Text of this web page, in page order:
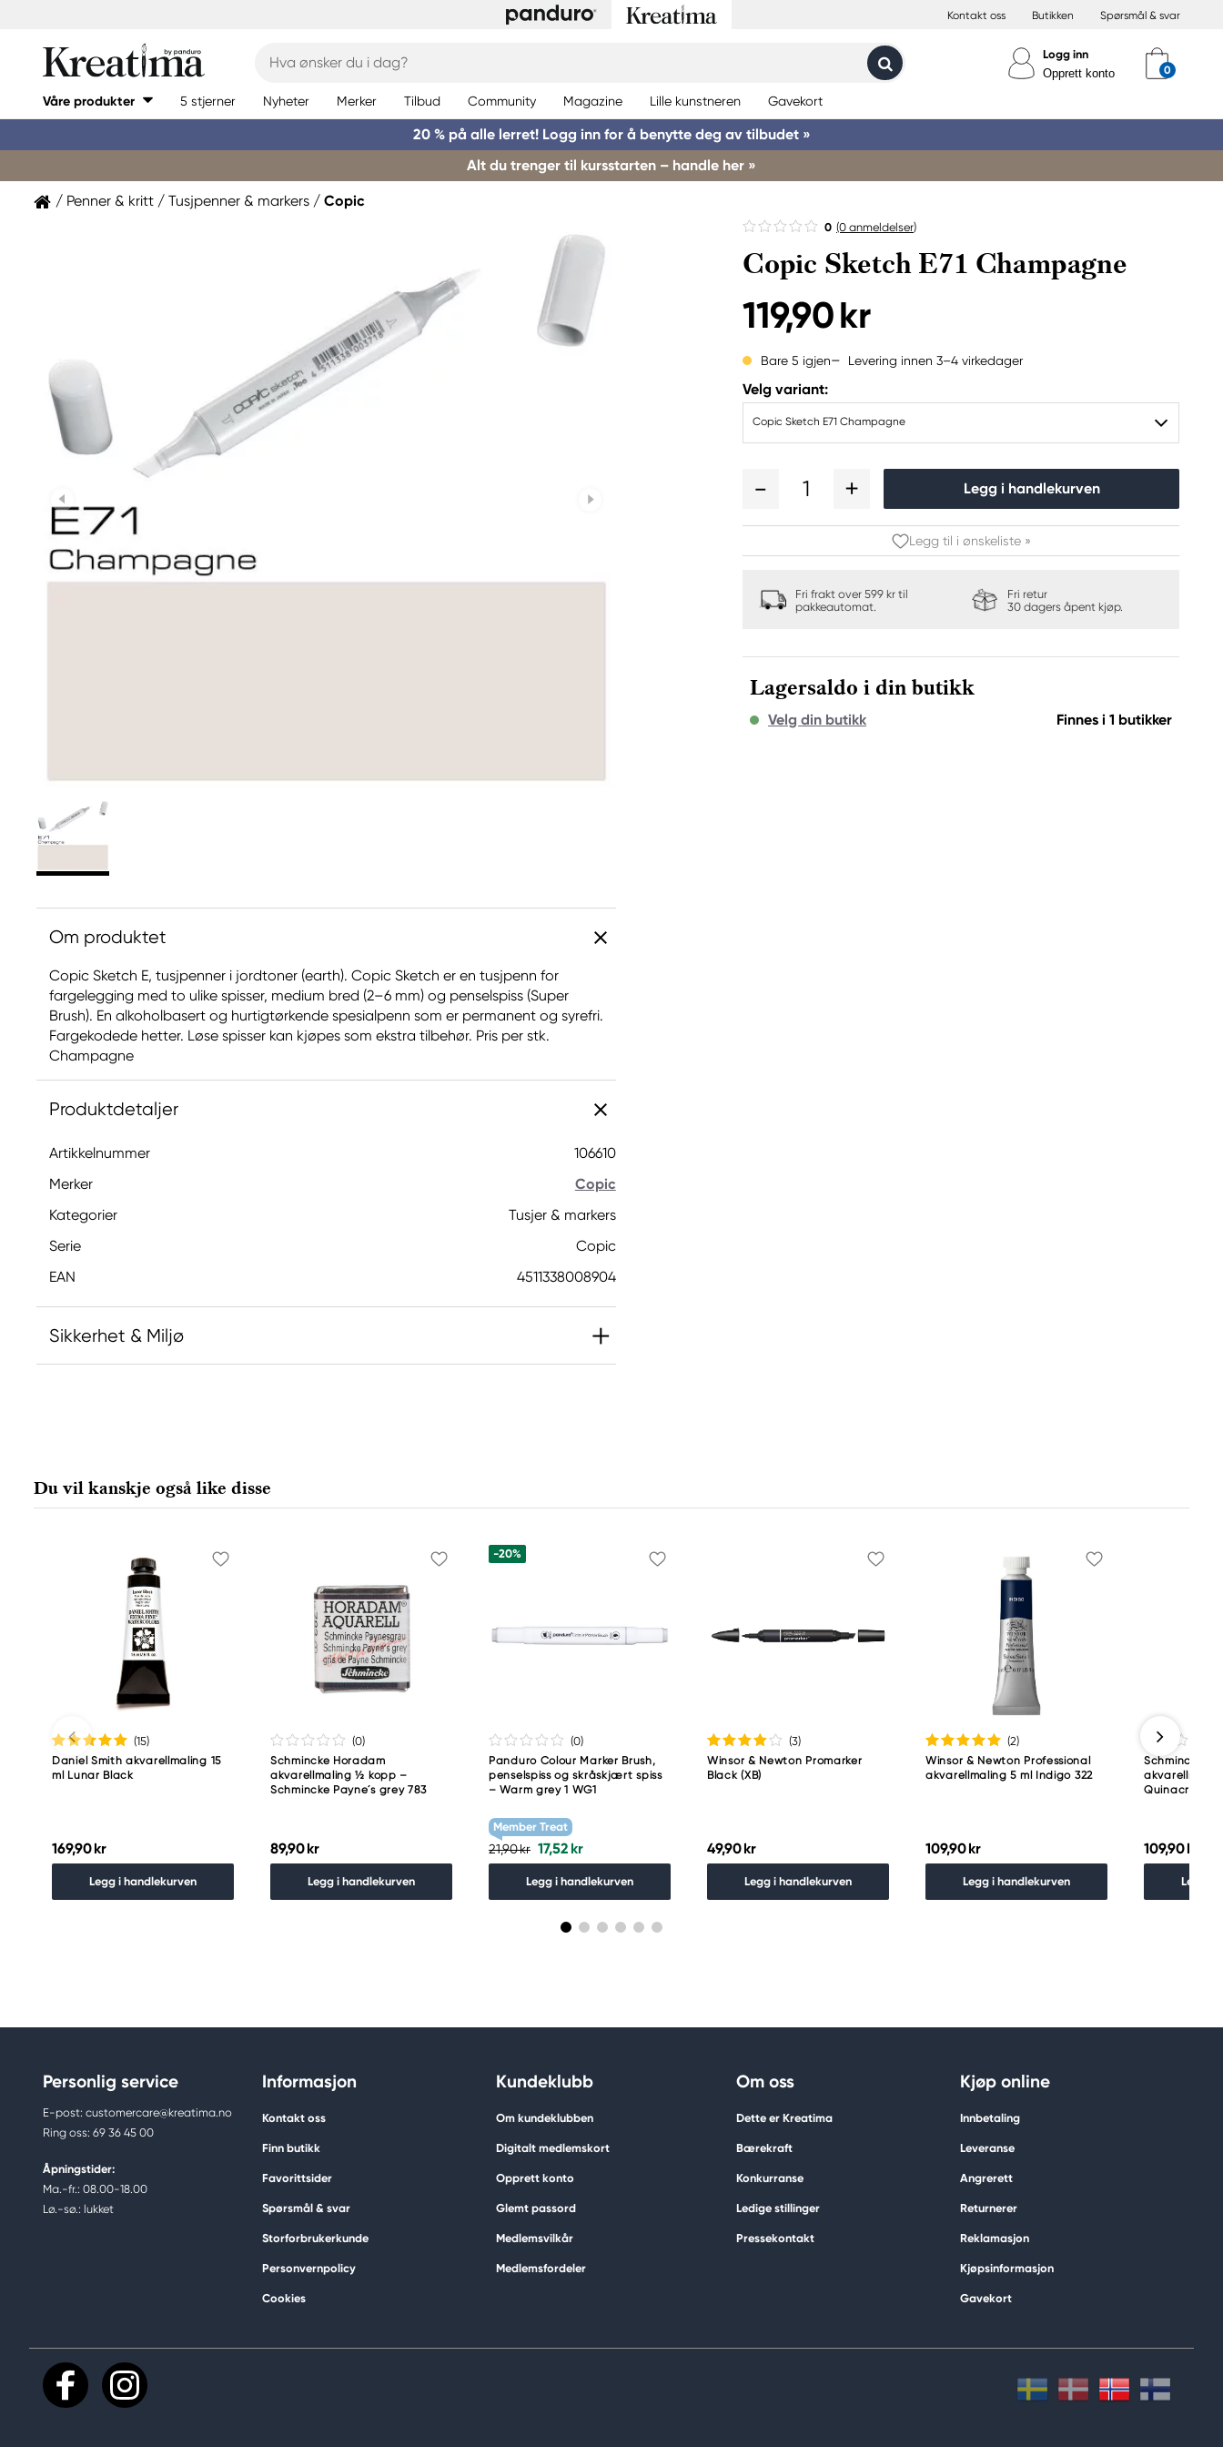
Kontakt oss Butikken Spørsmål & svar
Logg inn
Opprett konto
Våre produkter 5 stjerner Nyheter Merker Tilbud Community Magazine Lille kunstneren Gavekort
20 % på alle lerret! Logg inn for å benytte deg av tilbudet »
Alt du trenger til kursstarten – handle her »
Penner & kritt Tusjpenner & markers Copic
0 (0 anmeldelser)
Copic Sketch E71 Champagne
119,90 kr
Bare 5 igjen Levering innen 3–4 virkedager
Velg variant:
Copic Sketch E71 Champagne
1 Legg i handlekurven
Legg til i ønskeliste »
Fri frakt over 599 kr til
pakkeautomat.
Fri retur
30 dagers åpent kjøp.
Lagersaldo i din butikk
Velg din butikk Finnes i 1 butikker
Om produktet
Copic Sketch E, tusjpenner i jordtoner (earth). Copic Sketch er en tusjpenn for
fargelegging med to ulike spisser, medium bred (2–6 mm) og penselspiss (Super
Brush). En alkoholbasert og hurtigtørkende spesialpenn som er permanent og syrefri.
Fargekodede hetter. Løse spisser kan kjøpes som ekstra tilbehør. Pris per stk.
Champagne
Produktdetaljer
Artikkelnummer
106610
Merker
Copic
Kategorier
Tusjer & markers
Serie
Copic
EAN
4511338008904
Sikkerhet & Miljø
65205 Wiesbaden, Germany
export@holtz-gmbh.de
Too Marker Products Inc.
Meguro Higashiyama Bldg., 1-4-4 Higashiyama, Meguro-ku
Tokyo 153-0043 Japan
www.toomarker.co.jp
Du vil kanskje også like disse
(15)
Daniel Smith akvarellmaling 15
ml Lunar Black
169,90 kr
Legg i handlekurven
(0)
Schmincke Horadam
akvarellmaling ½ kopp –
Schmincke Payne´s grey 783
89,90 kr
Legg i handlekurven
-20%
(0)
Panduro Colour Marker Brush,
penselspiss og skråskjært spiss
– Warm grey 1 WG1
Member Treat
21,90 kr 17,52 kr
Legg i handlekurven
(3)
Winsor & Newton Promarker
Black (XB)
49,90 kr
Legg i handlekurven
(2)
Winsor & Newton Professional
akvarellmaling 5 ml Indigo 322
109,90 kr
Legg i handlekurven
Schmincke
Quinacridone
109,90 kr
Legg i
Personlig service
E-post: customercare@kreatima.no
Ring oss: 69 36 45 00
Åpningstider:
Ma.-fr.: 08.00-18.00
Lø.-sø.: lukket
Informasjon
Kontakt oss
Finn butikk
Favorittsider
Spørsmål & svar
Storforbrukerkunde
Personvernpolicy
Cookies
Kundeklubb
Om kundeklubben
Digitalt medlemskort
Opprett konto
Glemt passord
Medlemsvilkår
Medlemsfordeler
Om oss
Dette er Kreatima
Bærekraft
Konkurranse
Ledige stillinger
Pressekontakt
Kjøp online
Innbetaling
Leveranse
Angrerett
Returnerer
Reklamasjon
Kjøpsinformasjon
Gavekort